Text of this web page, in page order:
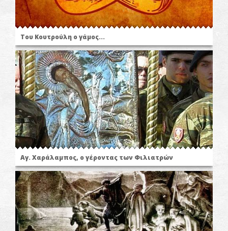
Του Κουτρούλη ο γάμος...
Αγ. Χαράλαμπος, ο γέροντας των Φιλιατρών